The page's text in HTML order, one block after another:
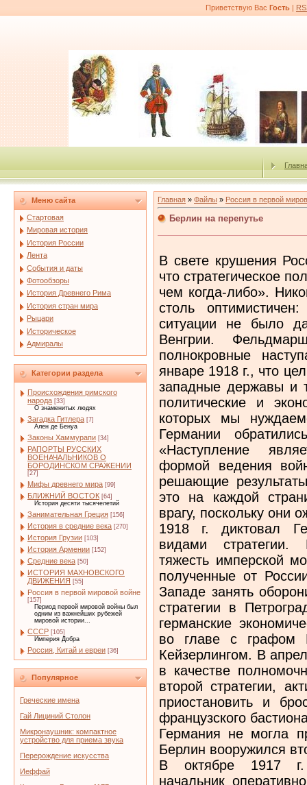
Приветствую Вас Гость |
Меню сайта
Стартовая
Мировая история
История России
Лента
События и даты
Фотообзоры
История Древнего Рима
История стран мира
Рыцари
Историческое
Адмиралы
Категории раздела
Происхождения римского
народа [33]
О знаменитых людях
Загадка Гитлера [7]
Ален де Бенуа
Законы Хаммурапи [34]
РАПОРТЫ РУССКИХ
ВОЕНАЧАЛЬНИКОВ О
БОРОДИНСКОМ СРАЖЕНИИ
[27]
Мифы древнего мира [99]
БЛИЖНИЙ ВОСТОК [64]
История десяти тысячелетий
Занимательная Греция [156]
История в средние века [270]
История Грузии [103]
История Армении [152]
Средние века [50]
ИСТОРИЯ МАХНОВСКОГО
ДВИЖЕНИЯ [55]
Россия в первой мировой войне
[157]
Период первой мировой войны был
одним из важнейших рубежей
мировой истории...
СССР [105]
Империя Добра
Россия, Китай и евреи [36]
Популярное
Греческие имена
Гай Лициний Столон
Микронаушник: компактное
устройство для приема звука
Перерождение искусства
Иеффай
Главная » Файлы » Россия в первой
Берлин на перепутье
В свете крушения
что стратегическое
чем когда-либо».
столь
ситуации не было
Венгрии.
полнокровные
январе 1918 г., что
западные державы и
политические и
которых мы
Германии
«Наступление
формой ведения
решающие
это на каждой
врагу, поскольку они
1918 г. диктовал
видами стратегии.
тяжесть имперской
полученные от
Западе занять
стратегии в
германские
во главе с графом
Кейзерлингом. В
в качестве
второй стратегии,
приостановить и
французского
Германия не могла
Берлин вооружился
В октябре 1917 г.
начальник